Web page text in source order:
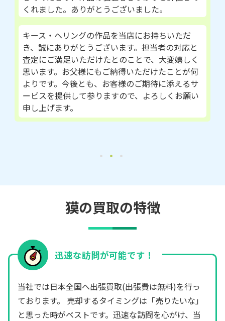
くれました。ありがとうございました。
キース・ヘリングの作品を当店にお持ちいただ
き、誠にありがとうございます。担当者の対応と
査定にご満足いただけたとのことで、大変嬉しく
思います。お父様にもご納得いただけたことが何
よりです。今後とも、お客様のご期待に添えるサ
ービスを提供して参りますので、よろしくお願い
申し上げます。
獏の買取の特徴
迅速な訪問が可能です！
当社では日本全国へ出張買取(出張費は無料)を行っ
ております。 売却するタイミングは「売りたいな」
と思った時がベストです。迅速な訪問を心がけ、当